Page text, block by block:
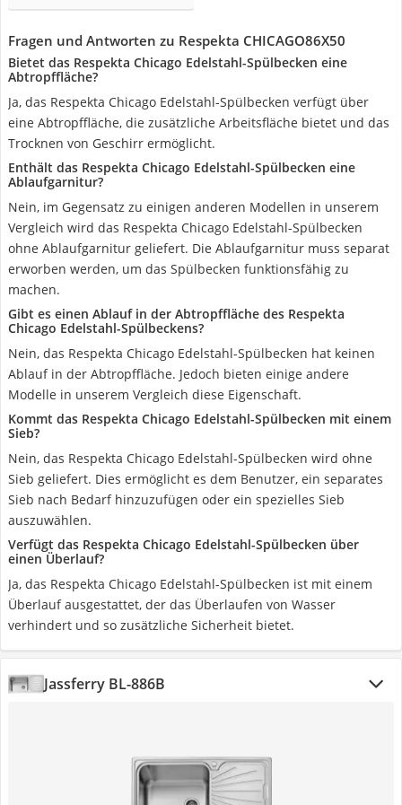
Fragen und Antworten zu Respekta CHICAGO86X50
Bietet das Respekta Chicago Edelstahl-Spülbecken eine
Abtropffläche?
Ja, das Respekta Chicago Edelstahl-Spülbecken verfügt über
eine Abtropffläche, die zusätzliche Arbeitsfläche bietet und das
Trocknen von Geschirr ermöglicht.
Enthält das Respekta Chicago Edelstahl-Spülbecken eine
Ablaufgarnitur?
Nein, im Gegensatz zu einigen anderen Modellen in unserem
Vergleich wird das Respekta Chicago Edelstahl-Spülbecken
ohne Ablaufgarnitur geliefert. Die Ablaufgarnitur muss separat
erworben werden, um das Spülbecken funktionsfähig zu
machen.
Gibt es einen Ablauf in der Abtropffläche des Respekta
Chicago Edelstahl-Spülbeckens?
Nein, das Respekta Chicago Edelstahl-Spülbecken hat keinen
Ablauf in der Abtropffläche. Jedoch bieten einige andere
Modelle in unserem Vergleich diese Eigenschaft.
Kommt das Respekta Chicago Edelstahl-Spülbecken mit einem
Sieb?
Nein, das Respekta Chicago Edelstahl-Spülbecken wird ohne
Sieb geliefert. Dies ermöglicht es dem Benutzer, ein separates
Sieb nach Bedarf hinzuzufügen oder ein spezielles Sieb
auszuwählen.
Verfügt das Respekta Chicago Edelstahl-Spülbecken über
einen Überlauf?
Ja, das Respekta Chicago Edelstahl-Spülbecken ist mit einem
Überlauf ausgestattet, der das Überlaufen von Wasser
verhindert und so zusätzliche Sicherheit bietet.
Jassferry BL-886B